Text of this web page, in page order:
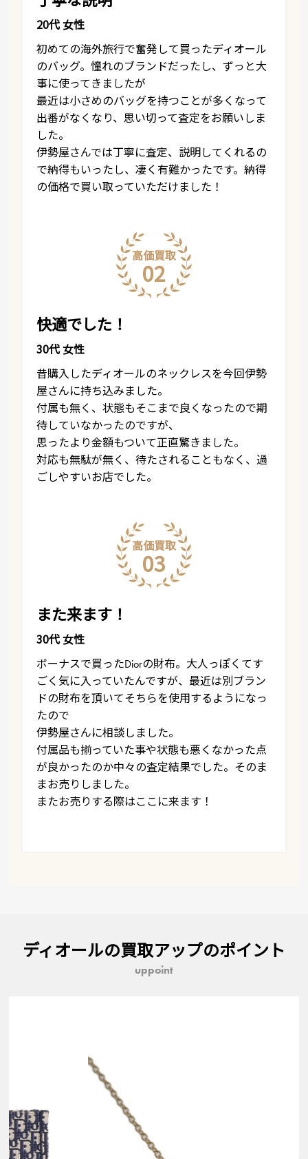
20代 女性
初めての海外旅行で奮発して買ったディオール
のバッグ。憧れのブランドだったし、ずっと大
事に使ってきましたが
最近は小さめのバッグを持つことが多くなって
出番がなくなり、思い切って査定をお願いしま
した。
伊勢屋さんでは丁寧に査定、説明してくれるの
で納得もいったし、凄く有難かったです。納得
の価格で買い取っていただけました！
高価買取
02
快適でした！
30代 女性
昔購入したディオールのネックレスを今回伊勢
屋さんに持ち込みました。
付属も無く、状態もそこまで良くなったので期
待していなかったのですが、
思ったより金額もついて正直驚きました。
対応も無駄が無く、待たされることもなく、過
ごしやすいお店でした。
高価買取
03
また来ます！
30代 女性
ボーナスで買ったDiorの財布。大人っぽくてす
ごく気に入っていたんですが、最近は別ブラン
ドの財布を頂いてそちらを使用するようになっ
たので
伊勢屋さんに相談しました。
付属品も揃っていた事や状態も悪くなかった点
が良かったのか中々の査定結果でした。そのま
まお売りしました。
またお売りする際はここに来ます！
ディオールの買取アップのポイント
uppoint